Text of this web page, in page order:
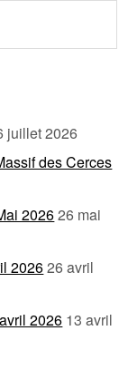
juillet 2026
des Cerces
202626 mai
202626 avril
2026 13 avril